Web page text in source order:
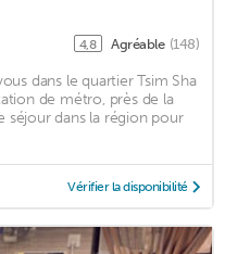
4,8 Agréable (148)
dans le quartier Tsim Sha
de métro, près de la
séjour dans la région pour
Vérifier la disponibilité